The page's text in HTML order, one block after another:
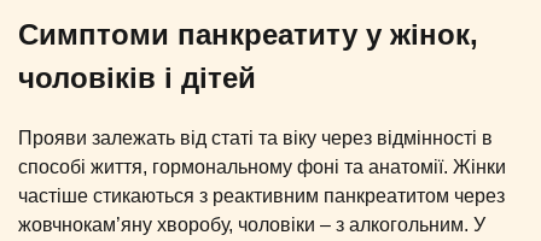
Симптоми панкреатиту у жінок,
чоловіків і дітей
Прояви залежать від статі та віку через відмінності в
способі життя, гормональному фоні та анатомії. Жінки
частіше стикаються з реактивним панкреатитом через
жовчнокам’яну хворобу, чоловіки – з алкогольним. У